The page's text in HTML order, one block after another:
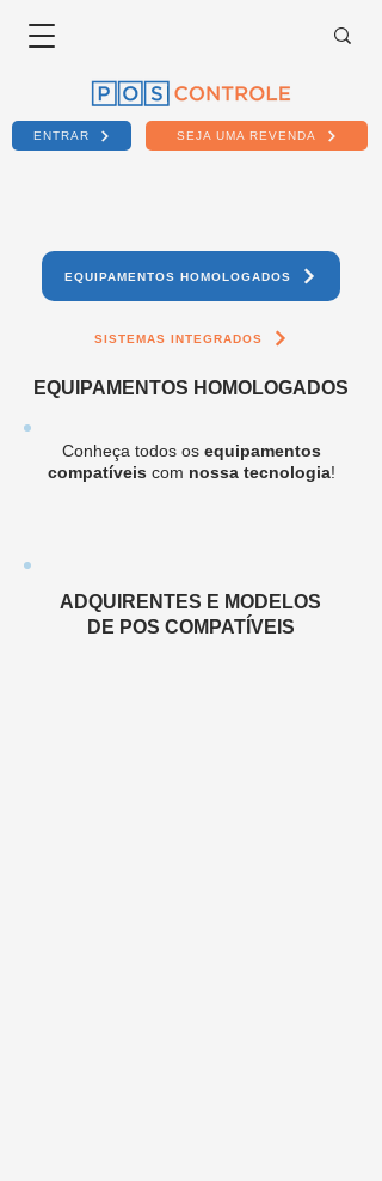
ENTRAR SEJA UMA REVENDA
EQUIPAMENTOS HOMOLOGADOS
SISTEMAS INTEGRADOS
EQUIPAMENTOS HOMOLOGADOS
Conheça todos os equipamentos
compatíveis com nossa tecnologia!
ADQUIRENTES E MODELOS
DE POS COMPATÍVEIS